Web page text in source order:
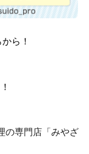
ら！
の専門店「みやざ